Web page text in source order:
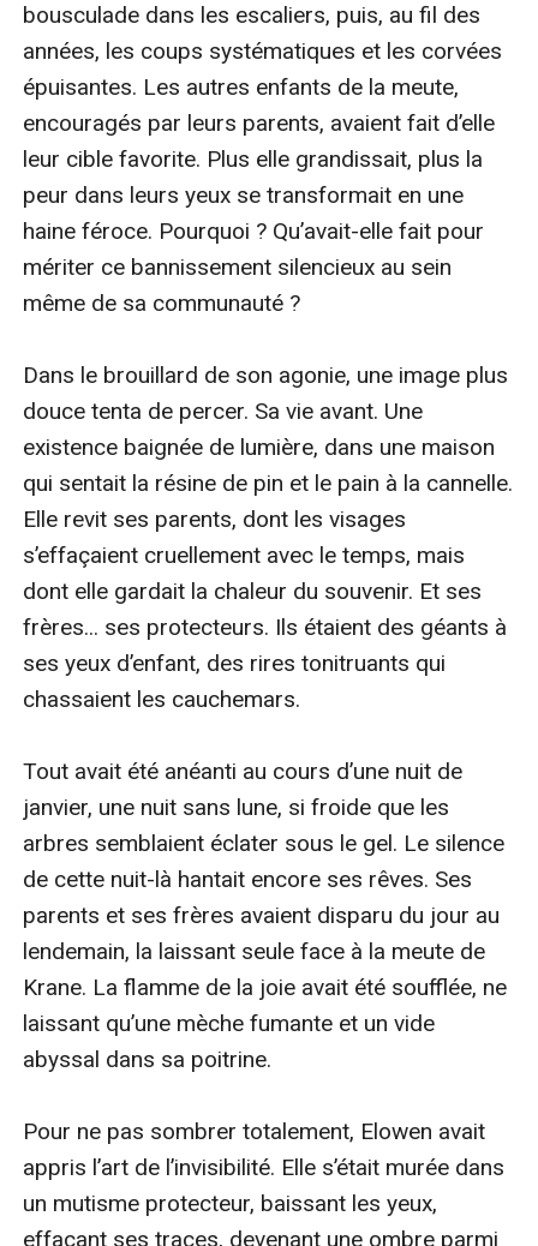
bousculade dans les escaliers, puis, au fil des
années, les coups systématiques et les corvées
épuisantes. Les autres enfants de la meute,
encouragés par leurs parents, avaient fait d’elle
leur cible favorite. Plus elle grandissait, plus la
peur dans leurs yeux se transformait en une
haine féroce. Pourquoi ? Qu’avait-elle fait pour
mériter ce bannissement silencieux au sein
même de sa communauté ?
Dans le brouillard de son agonie, une image plus
douce tenta de percer. Sa vie avant. Une
existence baignée de lumière, dans une maison
qui sentait la résine de pin et le pain à la cannelle.
Elle revit ses parents, dont les visages
s’effaçaient cruellement avec le temps, mais
dont elle gardait la chaleur du souvenir. Et ses
frères... ses protecteurs. Ils étaient des géants à
ses yeux d’enfant, des rires tonitruants qui
chassaient les cauchemars.
Tout avait été anéanti au cours d’une nuit de
janvier, une nuit sans lune, si froide que les
arbres semblaient éclater sous le gel. Le silence
de cette nuit-là hantait encore ses rêves. Ses
parents et ses frères avaient disparu du jour au
lendemain, la laissant seule face à la meute de
Krane. La flamme de la joie avait été soufflée, ne
laissant qu’une mèche fumante et un vide
abyssal dans sa poitrine.
Pour ne pas sombrer totalement, Elowen avait
appris l’art de l’invisibilité. Elle s’était murée dans
un mutisme protecteur, baissant les yeux,
effaçant ses traces, devenant une ombre parmi